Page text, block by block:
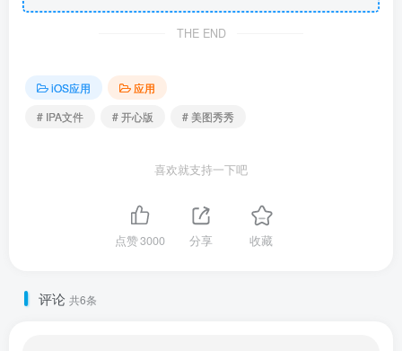
THE END
iOS应用
应用
# IPA文件
# 开心版 # 美图秀秀
喜欢就支持一下吧
点赞3000 分享 收藏
评论 共6条